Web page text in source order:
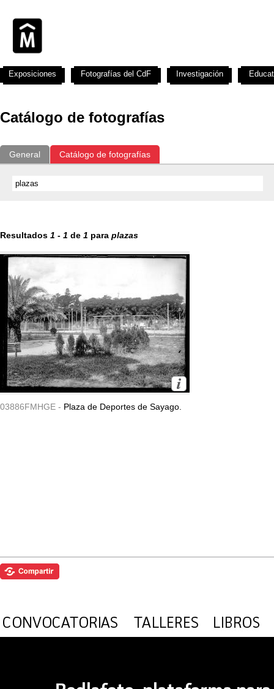
Catálogo de fotografías
General Catálogo de fotografías
Resultados 1 - 1 de 1 para plazas
03886FMHGE - Plaza de Deportes de Sayago.
Exposiciones Fotografías del CdF Investigación